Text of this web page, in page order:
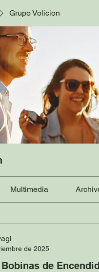
Grupo Volicion
Multimedia
de 2025
de